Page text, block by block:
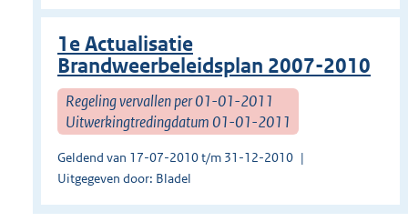
1e Actualisatie
Brandweerbeleidsplan 2007-2010
Regeling vervallen per 01-01-2011
Uitwerkingtredingdatum 01-01-2011
Geldend van 17-07-2010 t/m 31-12-2010
Uitgegeven door: Bladel